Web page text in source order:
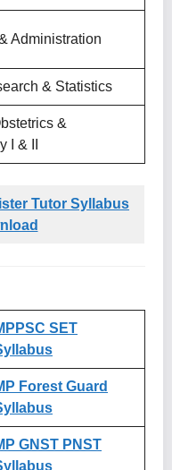
Administration
& Statistics
&
I & II
Tutor Syllabus
SET
Forest Guard
GNST PNST